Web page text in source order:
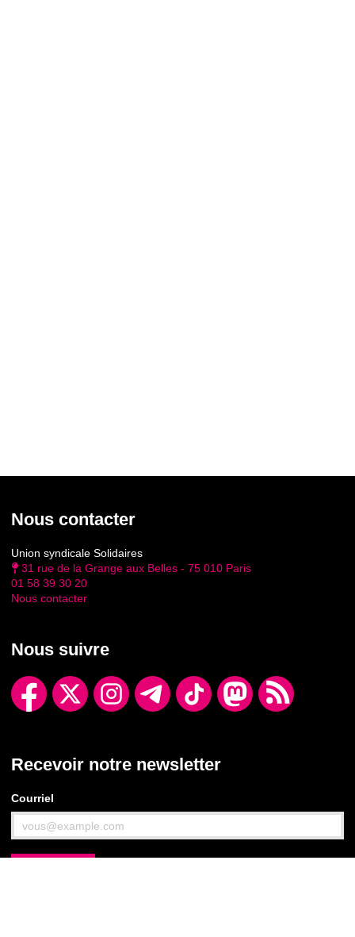
Nous contacter
Union syndicale Solidaires
31 rue de la Grange aux Belles - 75 010 Paris
01 58 39 30 20
Nous contacter
Nous suivre
Recevoir notre newsletter
Courriel